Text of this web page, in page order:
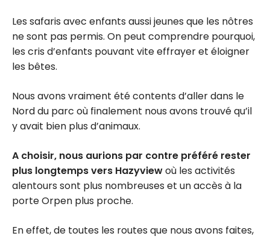
Les safaris avec enfants aussi jeunes que les nôtres
ne sont pas permis. On peut comprendre pourquoi,
les cris d’enfants pouvant vite effrayer et éloigner
les bêtes.
Nous avons vraiment été contents d’aller dans le
Nord du parc où finalement nous avons trouvé qu’il
y avait bien plus d’animaux.
A choisir, nous aurions par contre préféré rester
plus longtemps vers Hazyviewoù les activités
alentours sont plus nombreuses et un accès à la
porte Orpen plus proche.
En effet, de toutes les routes que nous avons faites,